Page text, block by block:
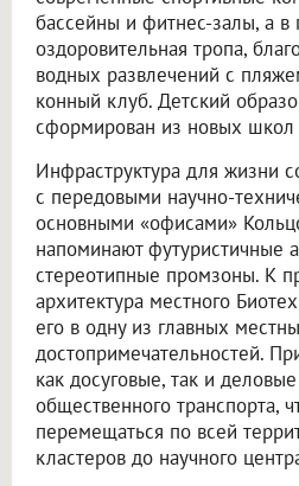
бассейны и фитнес-залы, а в
оздоровительная тропа,
водных развлечений с
конный клуб. Детский
сформирован из новых школ
Инфраструктура для жизни
с передовыми научно-
основными «офисами»
напоминают футуристичные
стереотипные промзоны. К
архитектура местного
его в одну из главных
достопримечательностей.
как досуговые, так и
общественного транспорта,
перемещаться по всей
кластеров до научного